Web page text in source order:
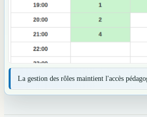
La gestion des rôles maintient l'accès